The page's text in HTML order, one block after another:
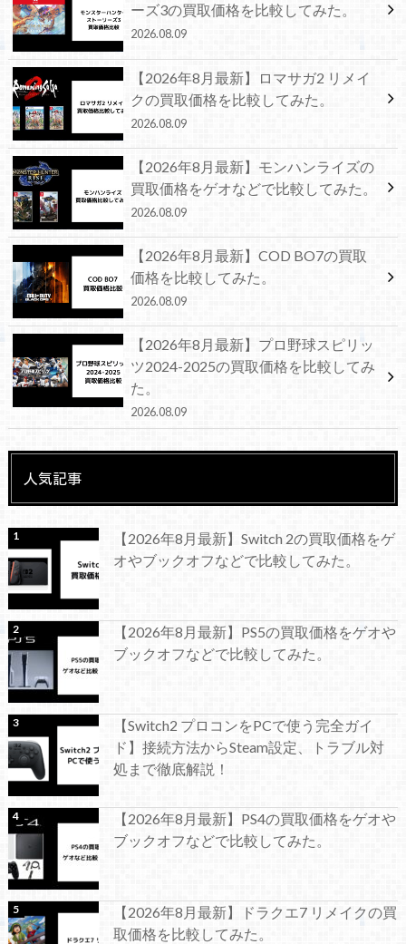
ーズ3の買取価格を比較してみた。
2026.08.09
【2026年8月最新】ロマサガ2 リメイ
クの買取価格を比較してみた。
2026.08.09
【2026年8月最新】モンハンライズの
買取価格をゲオなどで比較してみた。
2026.08.09
【2026年8月最新】COD BO7の買取
価格を比較してみた。
2026.08.09
【2026年8月最新】プロ野球スピリッ
ツ2024-2025の買取価格を比較してみ
た。
2026.08.09
人気記事
【2026年8月最新】Switch 2の買取価格をゲ
オやブックオフなどで比較してみた。
【2026年8月最新】PS5の買取価格をゲオや
ブックオフなどで比較してみた。
【Switch2 プロコンをPCで使う完全ガイ
ド】接続方法からSteam設定、トラブル対
処まで徹底解説！
【2026年8月最新】PS4の買取価格をゲオや
ブックオフなどで比較してみた。
【2026年8月最新】ドラクエ7 リメイクの買
取価格を比較してみた。